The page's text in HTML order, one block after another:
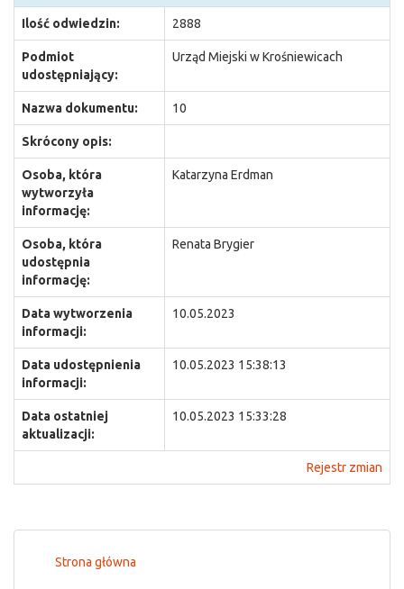
Ilość odwiedzin: 2888
Podmiot
udostępniający:
Urząd Miejski w Krośniewicach
Nazwa dokumentu: 10
Skrócony opis:
Osoba, która
wytworzyła
informację:
Katarzyna Erdman
Osoba, która
udostępnia
informację:
Renata Brygier
Data wytworzenia
informacji:
10.05.2023
Data udostępnienia
informacji:
10.05.2023 15:38:13
Data ostatniej
aktualizacji:
10.05.2023 15:33:28
Rejestr zmian
Strona główna